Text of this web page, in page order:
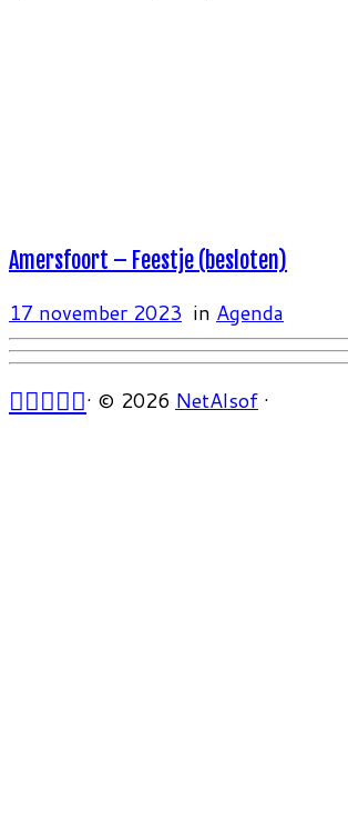
Amersfoort – Feestje (besloten)
17 november 2023 in Agenda
· © 2026 NetAlsof ·